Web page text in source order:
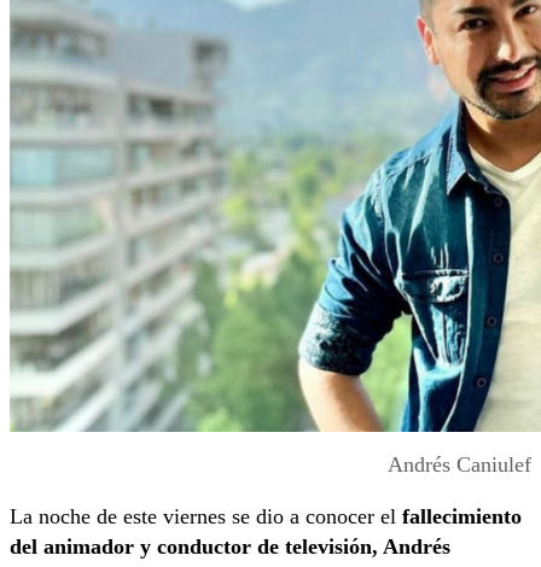
Andrés Caniulef
La noche de este viernes se dio a conocer el fallecimiento
del animador y conductor de televisión, Andrés